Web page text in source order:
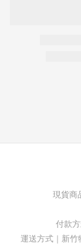
現貨商
付款
運送方式｜新